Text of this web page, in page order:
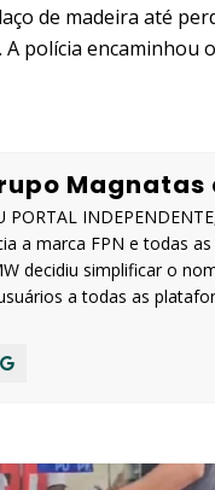
de madeira até
polícia encaminhou
Magnatas
PORTAL
a marca FPN e todas
decidiu simplificar o
a todas as